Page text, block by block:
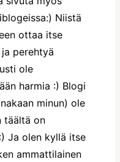
Niistä
ottaa itse
perehtyä
ole
harmia :) Blogi
minun) ole
täältä on
Ja olen kyllä itse
ammattilainen